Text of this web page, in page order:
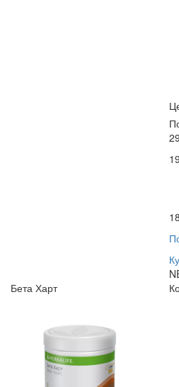
Бета Харт